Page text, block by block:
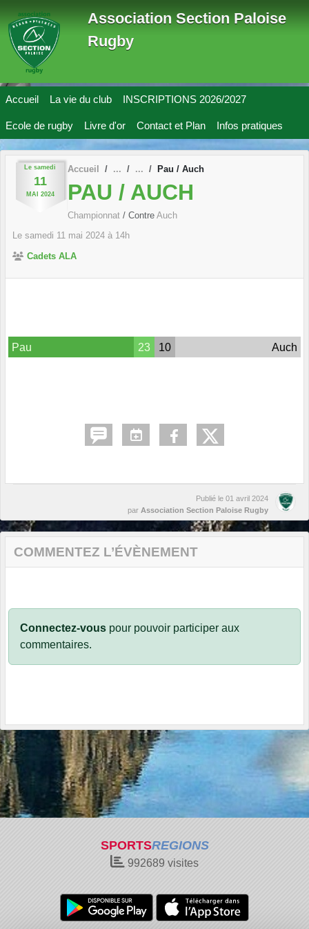
Association Section Paloise
Rugby
Accueil La vie du club INSCRIPTIONS 2026/2027
Ecole de rugby Livre d'or Contact et Plan Infos pratiques
Le samedi
11
MAI 2024
Accueil Pau / Auch
PAU / AUCH
Championnat / Contre Auch
Le samedi 11 mai 2024 à 14h
Cadets ALA
Pau 23 10 Auch
Publié le 01 avril 2024
par Association Section Paloise Rugby
COMMENTEZ L’ÉVÈNEMENT
Connectez-vous pour pouvoir participer aux
commentaires.
SPORTSREGIONS
992689 visites